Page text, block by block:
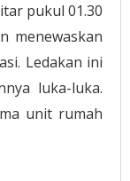
pukul 01.30
menewaskan
Ledakan ini
luka-luka.
unit rumah